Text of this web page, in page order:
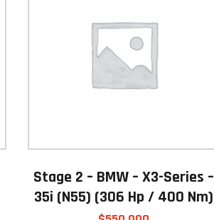
Stage 2 – BMW – X3-Series –
35i (N55) (306 Hp / 400 Nm)